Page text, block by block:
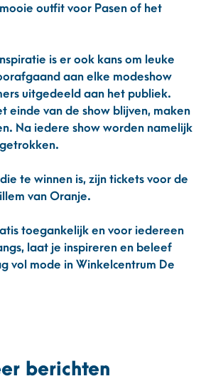
outfit voor Pasen of het
is er ook kans om leuke
aan elke modeshow
uitgedeeld aan het publiek.
einde van de show blijven, maken
Na iedere show worden namelijk
te winnen is, zijn tickets voor de
van Oranje.
toegankelijk en voor iedereen
laat je inspireren en beleef
vol mode in Winkelcentrum De
berichten